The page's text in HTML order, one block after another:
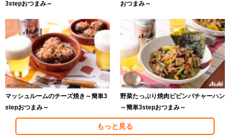
3stepおつまみ～
おつまみ～
マッシュルームのチーズ焼き～簡単3
stepおつまみ～
野菜たっぷり焼肉ビビンバチャーハン
～簡単3stepおつまみ～
もっと見る